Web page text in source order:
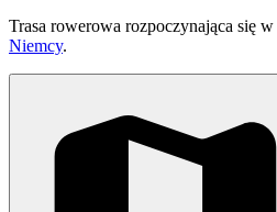
Trasa rowerowa rozpoczynająca się w
Niemcy.